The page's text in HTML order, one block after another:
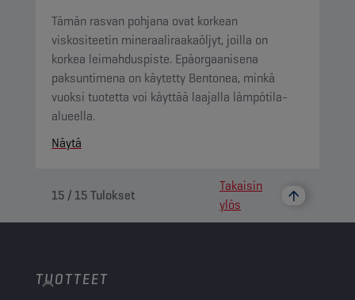
Tämän rasvan pohjana ovat korkean
viskositeetin mineraaliraakaöljyt, joilla on
korkea leimahduspiste. Epäorgaanisena
paksuntimena on käytetty Bentonea, minkä
vuoksi tuotetta voi käyttää laajalla lämpötila-
alueella.
Näytä
15 / 15Tulokset
Takaisin
ylös
TUOTTEET